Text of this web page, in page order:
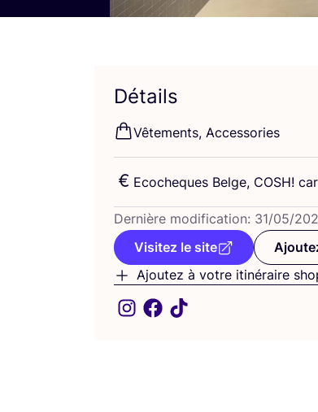
Détails
Vête­ments, Accessories
Eco­cheques Belge, COSH!
Der­nière modi­fi­ca­tion: 31/05/
Visitez le site
Ajoutez à votre itinéraire